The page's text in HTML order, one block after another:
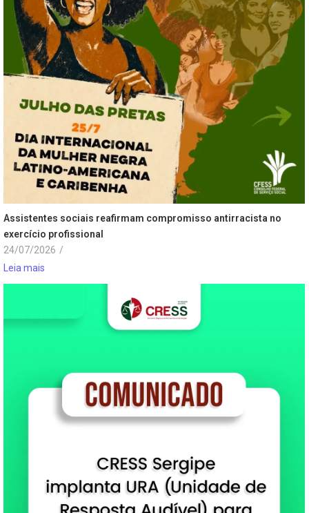
Assistentes sociais reafirmam compromisso antirracista no
exercício profissional
24/07/2026 /
Leia mais